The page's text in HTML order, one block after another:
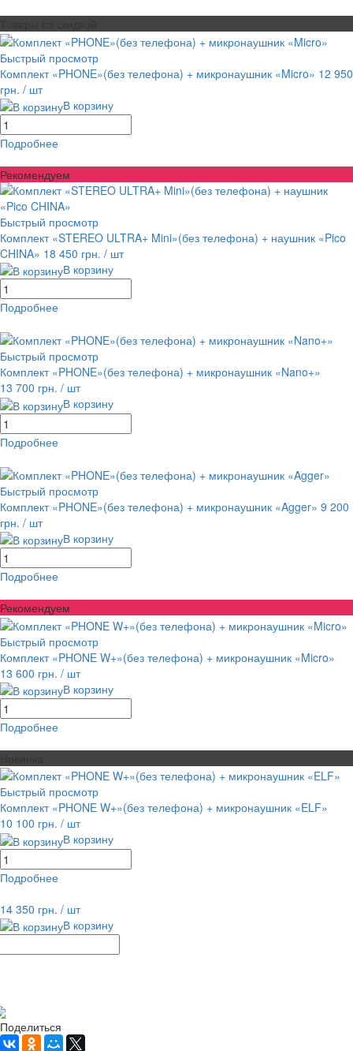
Быстрый просмотр
Комплект «PHONE»(без телефона) + микронаушник «Micro» 12 950
грн. / шт
В корзину
Подробнее
Рекомендуем
Быстрый просмотр
Комплект «STEREO ULTRA+ Mini»(без телефона) + наушник «Pico
CHINA» 18 450 грн. / шт
В корзину
Подробнее
Быстрый просмотр
Комплект «PHONE»(без телефона) + микронаушник «Nano+»
13 700 грн. / шт
В корзину
Подробнее
Быстрый просмотр
Комплект «PHONE»(без телефона) + микронаушник «Agger» 9 200
грн. / шт
В корзину
Подробнее
Рекомендуем
Быстрый просмотр
Комплект «PHONE W+»(без телефона) + микронаушник «Micro»
13 600 грн. / шт
В корзину
Подробнее
Быстрый просмотр
Комплект «PHONE W+»(без телефона) + микронаушник «ELF»
10 100 грн. / шт
В корзину
Подробнее
14 350 грн. / шт
В корзину
Поделиться